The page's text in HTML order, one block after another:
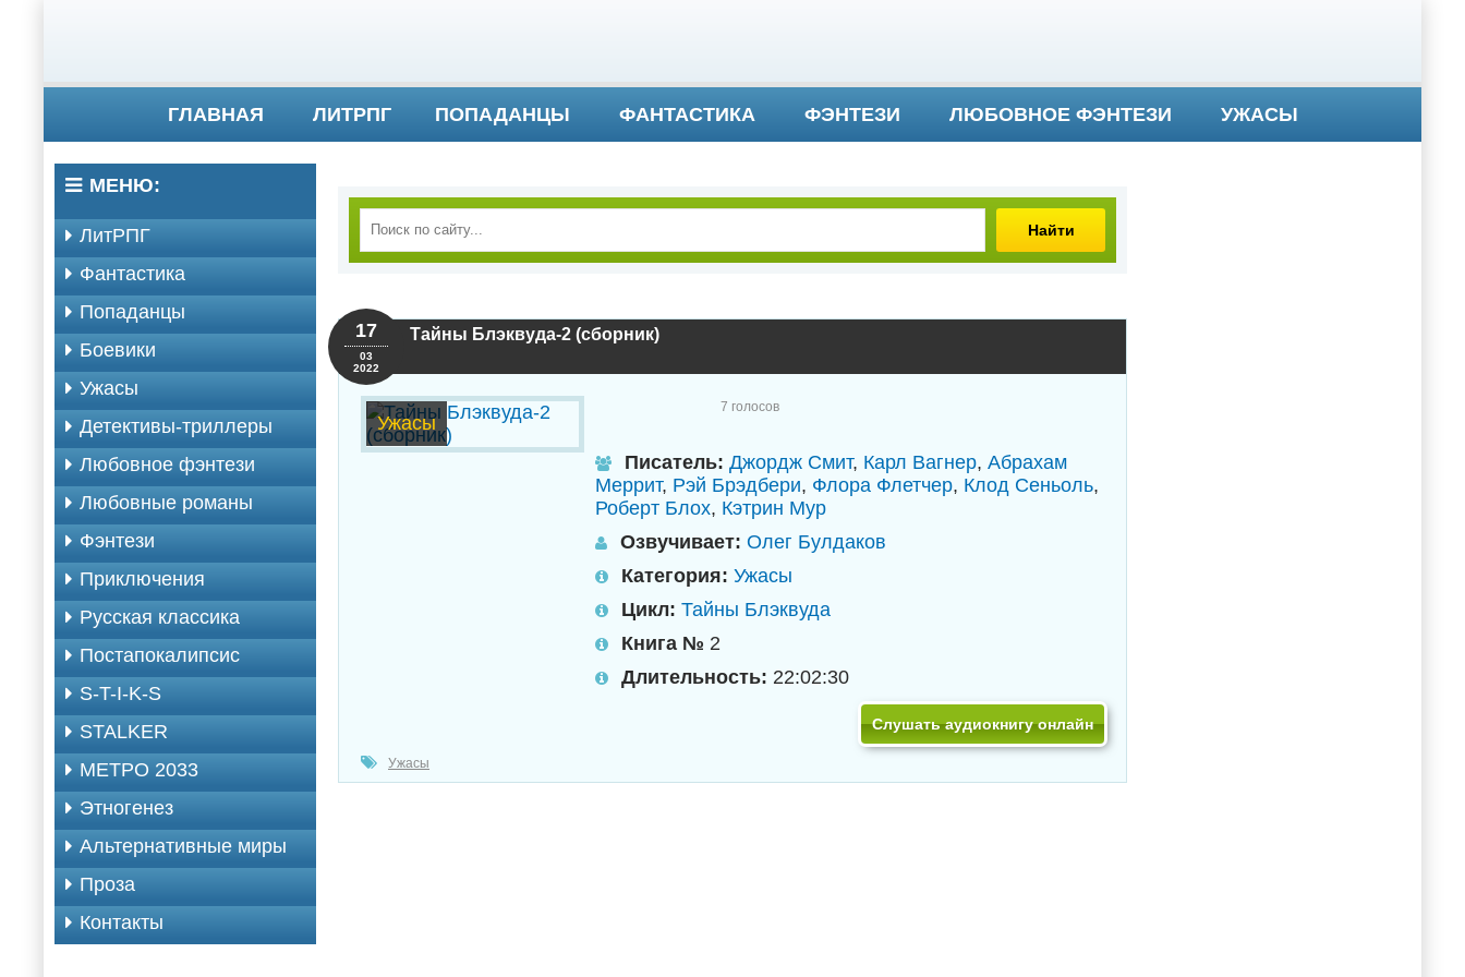
ГЛАВНАЯ ЛИТРПГ ПОПАДАНЦЫ ФАНТАСТИКА ФЭНТЕЗИ ЛЮБОВНОЕ ФЭНТЕЗИ УЖАСЫ
Найти
Тайны Блэквуда-2 (сборник)
17
03
2022
Ужасы
7 голосов
Писатель: Джордж Смит, Карл Вагнер, Абрахам
Меррит, Рэй Брэдбери, Флора Флетчер, Клод Сеньоль,
Роберт Блох, Кэтрин Мур
Озвучивает: Олег Булдаков
Категория: Ужасы
Цикл: Тайны Блэквуда
Книга № 2
Длительность: 22:02:30
Слушать аудиокнигу онлайн
Ужасы
МЕНЮ:
ЛитРПГ
Фантастика
Попаданцы
Боевики
Ужасы
Детективы-триллеры
Любовное фэнтези
Любовные романы
Фэнтези
Приключения
Русская классика
Постапокалипсис
S-T-I-K-S
STALKER
МЕТРО 2033
Этногенез
Альтернативные миры
Проза
Контакты